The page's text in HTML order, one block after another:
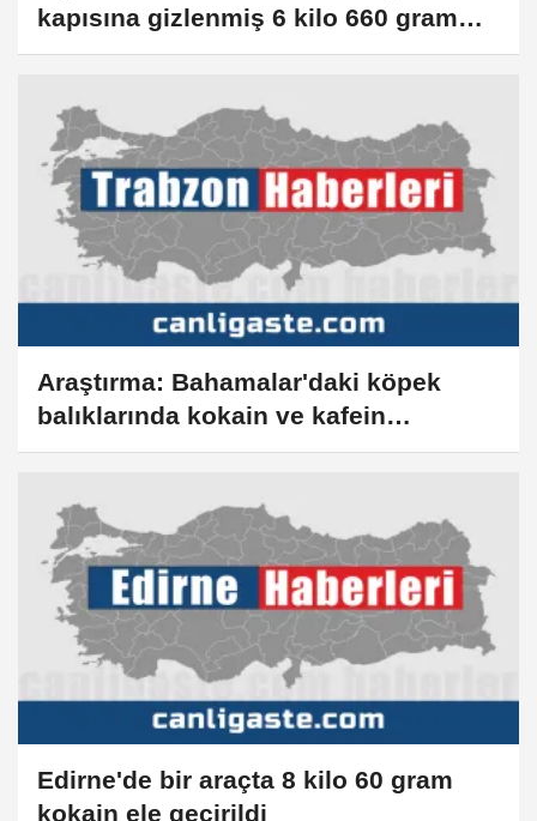
kapısına gizlenmiş 6 kilo 660 gram
kokain ele geçirildi
Araştırma: Bahamalar'daki köpek
balıklarında kokain ve kafein
kirleticileri saptandı
Edirne'de bir araçta 8 kilo 60 gram
kokain ele geçirildi